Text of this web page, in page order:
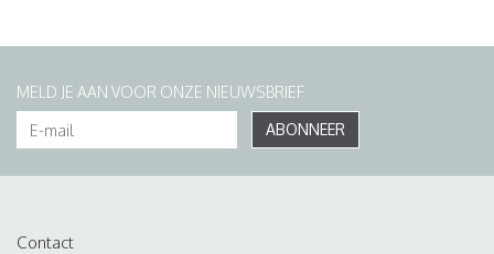
MELD JE AAN VOOR ONZE NIEUWSBRIEF
ABONNEER
Contact